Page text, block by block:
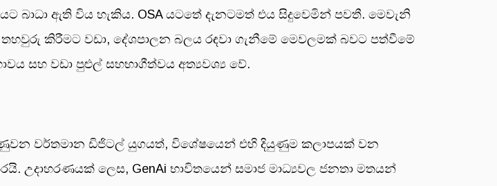
බාධා ඇති විය හැකිය. OSA යටතේ දැනටමත් එය සිදුවෙමින් පවතී. මෙවැනි
කිරීමට වඩා, දේශපාලන බලය රඳවා ගැනීමේ මෙවලමක් බවට පත්වීමේ
සහ වඩා පුළුල් සහභාගීත්වය අත්‍යවශ්‍ය වේ.
වර්තමාන ඩිජිටල් යුගයත්, විශේෂයෙන් එහි දියුණුම කලාපයක් වන
උදාහරණයක් ලෙස, GenAi භාවිතයෙන් සමාජ මාධ්‍යවල ජනතා මතයන්